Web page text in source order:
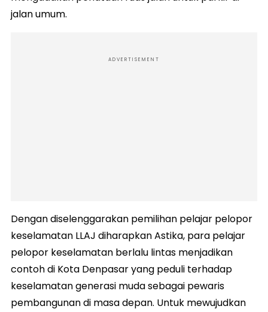
jalan umum.
ADVERTISEMENT
Dengan diselenggarakan pemilihan pelajar pelopor
keselamatan LLAJ diharapkan Astika, para pelajar
pelopor keselamatan berlalu lintas menjadikan
contoh di Kota Denpasar yang peduli terhadap
keselamatan generasi muda sebagai pewaris
pembangunan di masa depan. Untuk mewujudkan